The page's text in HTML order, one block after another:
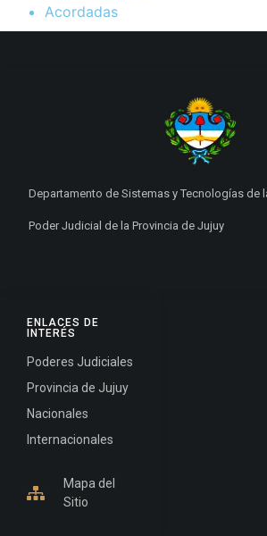
Acordadas
ENLACES DE
INTERÉS
Poderes Judiciales
Provincia de Jujuy
Nacionales
Internacionales
Mapa del
Sitio
Departamento de Sistemas y Tecnologías de
Poder Judicial de la Provincia de Jujuy